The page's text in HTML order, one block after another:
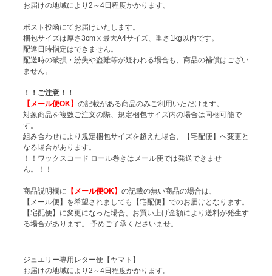
お届けの地域により2～4日程度かかります。
ポスト投函にてお届けいたします。
梱包サイズは厚さ3cm x 最大A4サイズ、重さ1kg以内です。
配達日時指定はできません。
配送時の破損・紛失や盗難等が疑われる場合も、商品の補償はござい
ません。
！！ご注意！！
【メール便OK】 の記載がある商品のみご利用いただけます。
対象商品を複数ご注文の際、規定梱包サイズ内の場合は同梱可能で
す。
組み合わせにより規定梱包サイズを超えた場合、【宅配便】へ変更と
なる場合があります。
！！ワックスコード ロール巻きはメール便では発送できませ
ん。！！
商品説明欄に 【メール便OK】 の記載の無い商品の場合は、
【メール便】を希望されましても【宅配便】でのお届けとなります。
【宅配便】に変更になった場合、お買い上げ金額により送料が発生す
る場合があります。 予めご了承くださいませ。
ジュエリー専用レター便【ヤマト】
お届けの地域により2～4日程度かかります。